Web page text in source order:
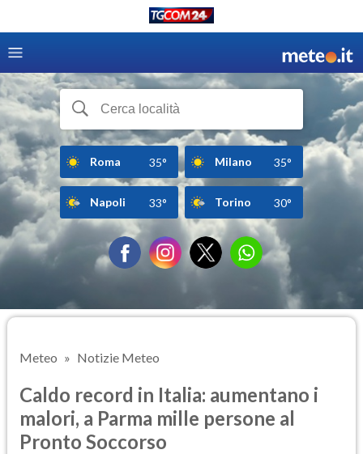
Roma 35° Milano 35°
Napoli 33° Torino 30°
Meteo Notizie Meteo
Caldo record in Italia: aumentano i
malori, a Parma mille persone al
Pronto Soccorso